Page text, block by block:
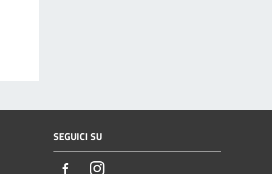
SEGUICI SU
FacebookInstagram